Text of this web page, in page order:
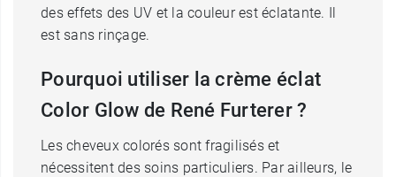
des effets des UV et la couleur est éclatante. Il
est sans rinçage.
Pourquoi utiliser la crème éclat
Color Glow de René Furterer ?
Les cheveux colorés sont fragilisés et
nécessitent des soins particuliers. Par ailleurs, le